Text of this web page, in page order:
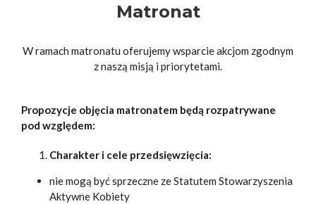
Matronat
W ramach matronatu oferujemy wsparcie akcjom zgodnym
z naszą misją i priorytetami.
Propozycje objęcia matronatem będą rozpatrywane
pod względem:
Charakter i cele przedsięwzięcia:
nie mogą być sprzeczne ze Statutem Stowarzyszenia
Aktywne Kobiety